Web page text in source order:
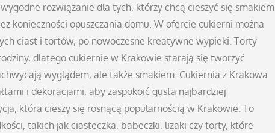
rozwiązanie dla tych, którzy chcą cieszyć się smakiem
konieczności opuszczania domu. W ofercie cukierni można
ciast i tortów, po nowoczesne kreatywne wypieki. Torty
dlatego cukiernie w Krakowie starają się tworzyć
wyglądem, ale także smakiem. Cukiernia z Krakowa
i dekoracjami, aby zaspokoić gusta najbardziej
która cieszy się rosnącą popularnością w Krakowie. To
takich jak ciasteczka, babeczki, lizaki czy torty, które